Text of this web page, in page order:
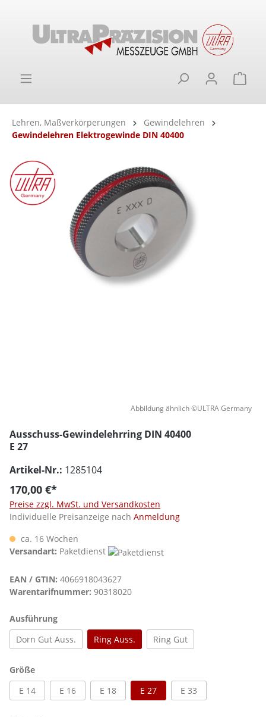
Lehren, Maßverkörperungen
Gewindelehren
Gewindelehren Elektrogewinde DIN 40400
Bildergalerie überspringen
Abbildung ähnlich ©ULTRA Germany
Ausschuss-Gewindelehrring DIN 40400
E 27
Artikel-Nr.: 1285104
170,00 €*
Preise zzgl. MwSt. und Versandkosten
Individuelle Preisanzeige nach Anmeldung
ca. 16 Wochen
Versandart: Paketdienst
EAN / GTIN: 4066918043627
Warentarifnummer: 90318020
Ausführungauswählen
Dorn Gut Auss.
Ring Auss. Ring Gut
Größeauswählen
E 14
E 16 E 18 E 27 E 33